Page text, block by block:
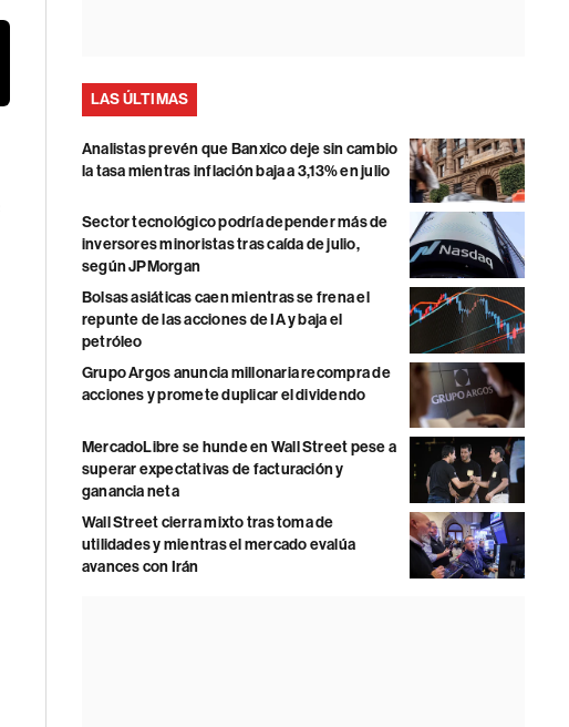
LAS ÚLTIMAS
Analistas prevén que Banxico deje sin cambio
la tasa mientras inflación baja a 3,13% en julio
Sector tecnológico podría depender más de
inversores minoristas tras caída de julio,
según JPMorgan
Bolsas asiáticas caen mientras se frena el
repunte de las acciones de IA y baja el
petróleo
Grupo Argos anuncia millonaria recompra de
acciones y promete duplicar el dividendo
MercadoLibre se hunde en Wall Street pese a
superar expectativas de facturación y
ganancia neta
Wall Street cierra mixto tras toma de
utilidades y mientras el mercado evalúa
avances con Irán